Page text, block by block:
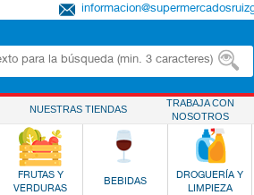
NUESTRAS TIENDAS
TRABAJA CON
NOSOTROS
FRUTAS Y
VERDURAS
BEBIDAS
DROGUERÍA Y
LIMPIEZA